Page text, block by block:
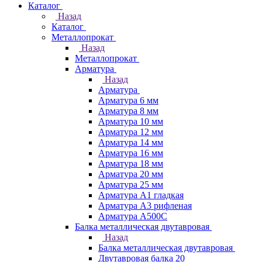
Каталог
Назад
Каталог
Металлопрокат
Назад
Металлопрокат
Арматура
Назад
Арматура
Арматура 6 мм
Арматура 8 мм
Арматура 10 мм
Арматура 12 мм
Арматура 14 мм
Арматура 16 мм
Арматура 18 мм
Арматура 20 мм
Арматура 25 мм
Арматура А1 гладкая
Арматура А3 рифленая
Арматура А500С
Балка металлическая двутавровая
Назад
Балка металлическая двутавровая
Двутавровая балка 20